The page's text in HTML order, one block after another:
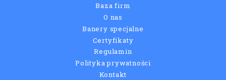
Baza firm
O nas
Banery specjalne
Certyfikaty
Regulamin
Polityka prywatności
Kontakt